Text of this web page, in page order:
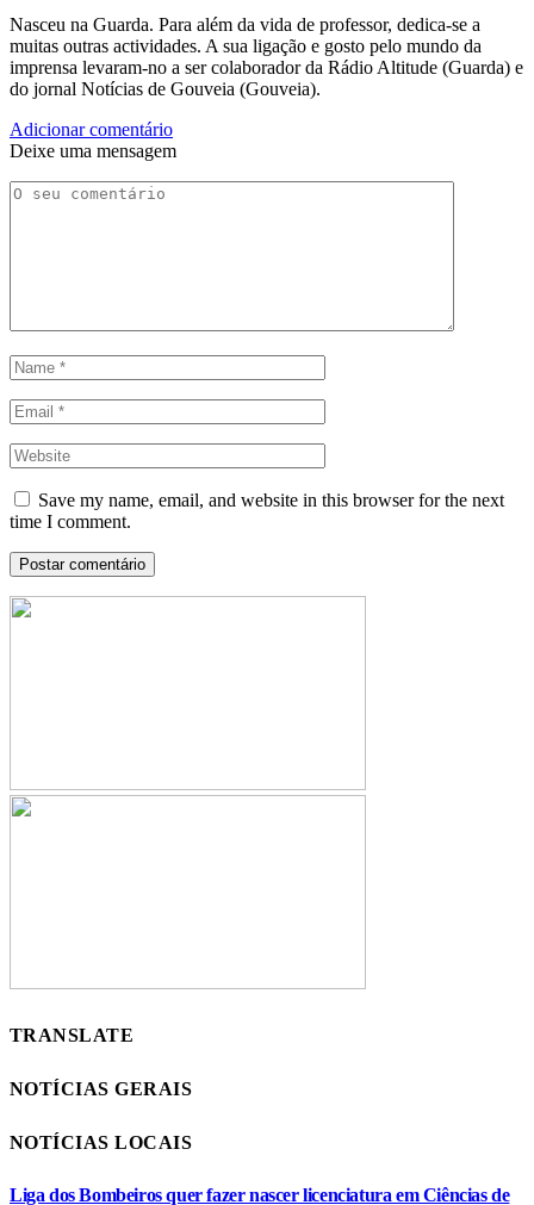
Nasceu na Guarda. Para além da vida de professor, dedica-se a
muitas outras actividades. A sua ligação e gosto pelo mundo da
imprensa levaram-no a ser colaborador da Rádio Altitude (Guarda) e
do jornal Notícias de Gouveia (Gouveia).
Adicionar comentário
Deixe uma mensagem
Save my name, email, and website in this browser for the next
time I comment.
TRANSLATE
NOTÍCIAS GERAIS
NOTÍCIAS LOCAIS
Liga dos Bombeiros quer fazer nascer licenciatura em Ciências de